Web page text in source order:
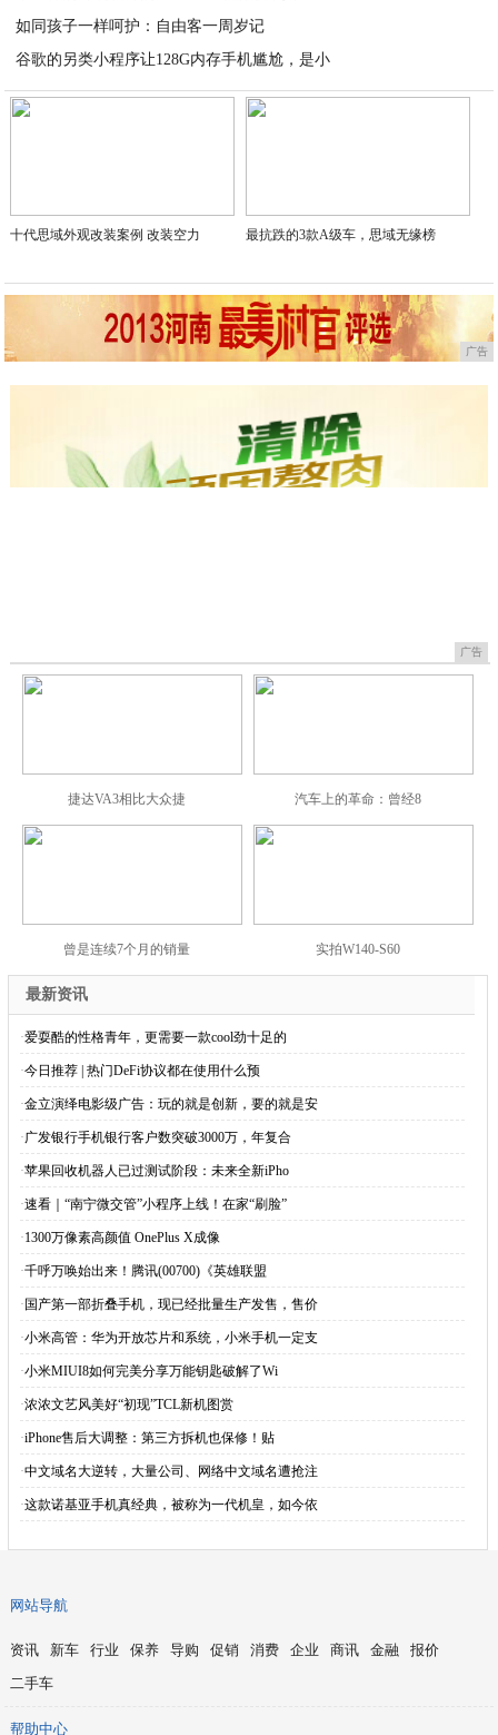
如同孩子一样呵护：自由客一周岁记
谷歌的另类小程序让128G内存手机尴尬，是小
2020-08-17
十代思域外观改装案例 改装空力 最抗跌的3款A级车，思域无缘榜
广告
广告
捷达VA3相比大众捷 汽车上的革命：曾经8
曾是连续7个月的销量 实拍W140-S60
最新资讯
·爱耍酷的性格青年，更需要一款cool劲十足的
·今日推荐 | 热门DeFi协议都在使用什么预
·金立演绎电影级广告：玩的就是创新，要的就是安
·广发银行手机银行客户数突破3000万，年复合
·苹果回收机器人已过测试阶段：未来全新iPho
·速看｜“南宁微交管”小程序上线！在家“刷脸”
·1300万像素高颜值 OnePlus X成像
·千呼万唤始出来！腾讯(00700)《英雄联盟
· 国产第一部折叠手机，现已经批量生产发售，售价
·小米高管：华为开放芯片和系统，小米手机一定支
·小米MIUI8如何完美分享万能钥匙破解了Wi
·浓浓文艺风美好“初现”TCL新机图赏
·iPhone售后大调整：第三方拆机也保修！贴
·中文域名大逆转，大量公司、网络中文域名遭抢注
·这款诺基亚手机真经典，被称为一代机皇，如今依
网站导航
资讯 新车 行业 保养 导购 促销 消费 企业 商讯 金融
报价
二手车
帮助中心